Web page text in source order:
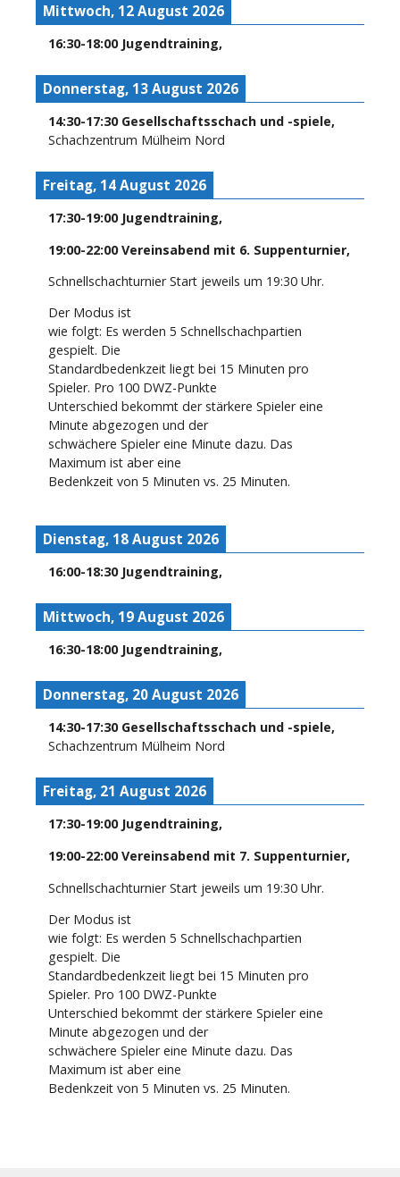
Mittwoch, 12 August 2026
16:30-18:00 Jugendtraining,
Donnerstag, 13 August 2026
14:30-17:30 Gesellschaftsschach und -spiele,
Schachzentrum Mülheim Nord
Freitag, 14 August 2026
17:30-19:00 Jugendtraining,
19:00-22:00 Vereinsabend mit 6. Suppenturnier,
Schnellschachturnier Start jeweils um 19:30 Uhr.
Der Modus ist
wie folgt: Es werden 5 Schnellschachpartien
gespielt. Die
Standardbedenkzeit liegt bei 15 Minuten pro
Spieler. Pro 100 DWZ-Punkte
Unterschied bekommt der stärkere Spieler eine
Minute abgezogen und der
schwächere Spieler eine Minute dazu. Das
Maximum ist aber eine
Bedenkzeit von 5 Minuten vs. 25 Minuten.
Dienstag, 18 August 2026
16:00-18:30 Jugendtraining,
Mittwoch, 19 August 2026
16:30-18:00 Jugendtraining,
Donnerstag, 20 August 2026
14:30-17:30 Gesellschaftsschach und -spiele,
Schachzentrum Mülheim Nord
Freitag, 21 August 2026
17:30-19:00 Jugendtraining,
19:00-22:00 Vereinsabend mit 7. Suppenturnier,
Schnellschachturnier Start jeweils um 19:30 Uhr.
Der Modus ist
wie folgt: Es werden 5 Schnellschachpartien
gespielt. Die
Standardbedenkzeit liegt bei 15 Minuten pro
Spieler. Pro 100 DWZ-Punkte
Unterschied bekommt der stärkere Spieler eine
Minute abgezogen und der
schwächere Spieler eine Minute dazu. Das
Maximum ist aber eine
Bedenkzeit von 5 Minuten vs. 25 Minuten.